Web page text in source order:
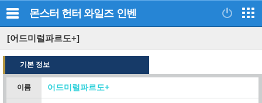
몬스터 헌터 와일즈 인벤
[어드미럴파르도+]
기본 정보
이름 어드미럴파르도+